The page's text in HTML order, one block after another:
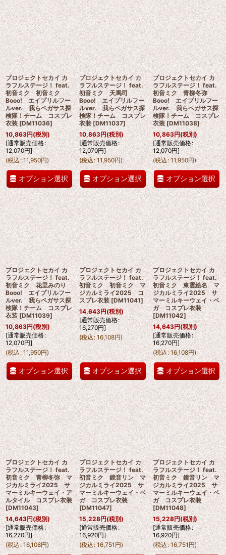
プロジェクトセカイ カ
ラフルステージ！ feat.
初音ミク 初音ミク
Booo! エイプリルフー
ルver. 我らペガサス探
検隊！チーム コスプレ
衣装 [DM11036]
10,863円(税別)
[通常販売価格:
12,070円]
(税込: 11,950円)
オプション選択
プロジェクトセカイ カ
ラフルステージ！ feat.
初音ミク 天馬司
Booo! エイプリルフー
ルver. 我らペガサス探
検隊！チーム コスプレ
衣装 [DM11037]
10,863円(税別)
[通常販売価格:
12,070円]
(税込: 11,950円)
オプション選択
プロジェクトセカイ カ
ラフルステージ！ feat.
初音ミク 青柳冬弥
Booo! エイプリルフー
ルver. 我らペガサス探
検隊！チーム コスプレ
衣装 [DM11038]
10,863円(税別)
[通常販売価格:
12,070円]
(税込: 11,950円)
オプション選択
プロジェクトセカイ カ
ラフルステージ！ feat.
初音ミク 花里みのり
Booo! エイプリルフー
ルver. 我らペガサス探
検隊！チーム コスプレ
衣装 [DM11039]
10,863円(税別)
[通常販売価格:
12,070円]
(税込: 11,950円)
オプション選択
プロジェクトセカイ カ
ラフルステージ！ feat.
初音ミク 初音ミク マ
ジカルミライ2025 コ
スプレ衣装 [DM11041]
14,643円(税別)
[通常販売価格:
16,270円]
(税込: 16,108円)
オプション選択
プロジェクトセカイ カ
ラフルステージ！ feat.
初音ミク 東雲絵名 マ
ジカルミライ2025 サ
マーミルキーウェイ・ベ
ガ コスプレ衣装
[DM11042]
14,643円(税別)
[通常販売価格:
16,270円]
(税込: 16,108円)
オプション選択
プロジェクトセカイ カ
ラフルステージ！ feat.
初音ミク 青柳冬弥 マ
ジカルミライ2025 サ
マーミルキーウェイ・ア
ルタイル コスプレ衣装
[DM11043]
14,643円(税別)
[通常販売価格:
16,270円]
(税込: 16,108円)
プロジェクトセカイ カ
ラフルステージ！ feat.
初音ミク 鏡音リン マ
ジカルミライ2025 サ
マーミルキーウェイ・ベ
ガ コスプレ衣装
[DM11047]
15,228円(税別)
[通常販売価格:
16,920円]
(税込: 16,751円)
プロジェクトセカイ カ
ラフルステージ！ feat.
初音ミク 鏡音リン マ
ジカルミライ2025 サ
マーミルキーウェイ・ベ
ガ コスプレ衣装
[DM11048]
15,228円(税別)
[通常販売価格:
16,920円]
(税込: 16,751円)